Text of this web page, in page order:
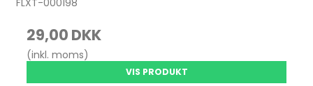
FLXT-000198
29,00 DKK
(inkl. moms)
VIS PRODUKT